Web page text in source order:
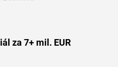
za 7+ mil. EUR